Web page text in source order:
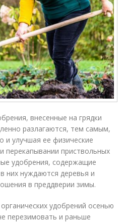
внесенные на грядки
разлагаются, тем самым,
и улучшая ее физические
перекапывании приствольных
удобрения, содержащие
них нуждаются деревья и
в преддверии зимы.
удобрений осенью
перезимовать и раньше